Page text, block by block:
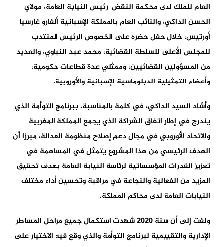
العام للملك لدى محكمة النقض، رئيس النيابة العامة، مولاي
الحسن الداكي، والنائب العام بالمملكة الإسبانية ألفارو غارسيا
أورتيس، خلال حفل حضره على الخصوص الرئيس المنتدب
للمجلس الأعلى للسلطة القضائية، محمد عبد النباوي، والعديد
من المسؤولين القضائيين، وممثلي عدة قطاعات حكومية،
وأعضاء التمثيلية الدبلوماسية الإسبانية والأوروبية.
وأشاد السيد الداكي، في كلمة بالمناسبة، ببرنامج التوأمة الذي
يندرج في إطار اتفاق الشراكة الذي يجمع المملكة المغربية
والاتحاد الأوروبي في مجال دعم إصلاح منظومة العدالة، مبرزا أن
الهدف الرئيسي من هذا المشروع يتمثل في المساهمة في
تعزيز القدرات المؤسساتية لرئاسة النيابة العامة بهدف تحقيق
المزيد من الفعالية والنجاعة في مراقبة وتحسين أداء مختلف
النيابات العامة لدى محاكم المملكة.
ولفت إلى أن سنة 2020 شهدت استكمال جميع مراحل المساطر
الإدارية والتقييمية لبرنامج التوأمة والذي وقع فيه الاختيار على